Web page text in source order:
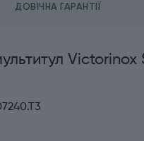
ДОВІЧНА ГАРАНТІЇ
Victorinox